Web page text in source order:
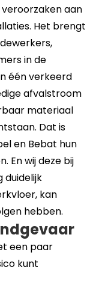
aan
Het brengt
in de
één verkeerd
afvalstroom
materiaal
Dat is
en Bebat hun
En wij deze bij
duidelijk
kan
hebben.
een paar
kunt